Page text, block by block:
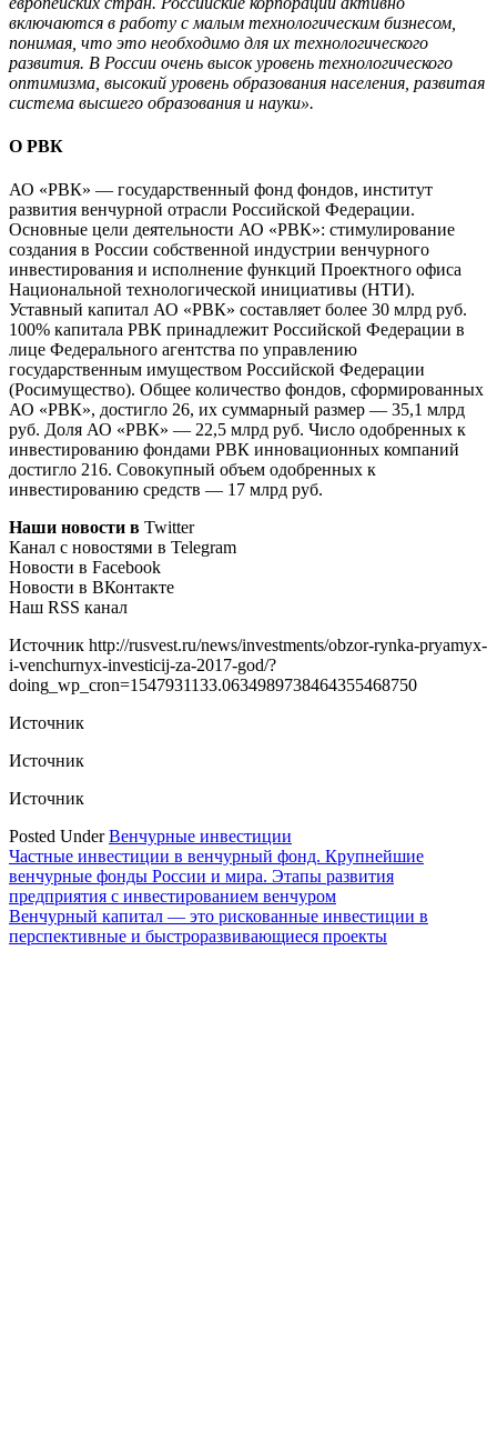
включаются в работу с малым технологическим бизнесом,
понимая, что это необходимо для их технологического
развития. В России очень высок уровень технологического
оптимизма, высокий уровень образования населения, развитая
система высшего образования и науки».
О РВК
АО «РВК» — государственный фонд фондов, институт
развития венчурной отрасли Российской Федерации.
Основные цели деятельности АО «РВК»: стимулирование
создания в России собственной индустрии венчурного
инвестирования и исполнение функций Проектного офиса
Национальной технологической инициативы (НТИ).
Уставный капитал АО «РВК» составляет более 30 млрд руб.
100% капитала РВК принадлежит Российской Федерации в
лице Федерального агентства по управлению
государственным имуществом Российской Федерации
(Росимущество). Общее количество фондов, сформированных
АО «РВК», достигло 26, их суммарный размер — 35,1 млрд
руб. Доля АО «РВК» — 22,5 млрд руб. Число одобренных к
инвестированию фондами РВК инновационных компаний
достигло 216. Совокупный объем одобренных к
инвестированию средств — 17 млрд руб.
Наши новости в Twitter
Канал с новостями в Telegram
Новости в Facebook
Новости в ВКонтакте
Наш RSS канал
Источник http://rusvest.ru/news/investments/obzor-rynka-pryamyx-
i-venchurnyx-investicij-za-2017-god/?
doing_wp_cron=1547931133.0634989738464355468750
Источник
Источник
Источник
Posted UnderВенчурные инвестиции
Навигация
по
записям
Частные инвестиции в венчурный фонд. Крупнейшие
венчурные фонды России и мира. Этапы развития
предприятия с инвестированием венчуром
Венчурный капитал — это рискованные инвестиции в
перспективные и быстроразвивающиеся проекты